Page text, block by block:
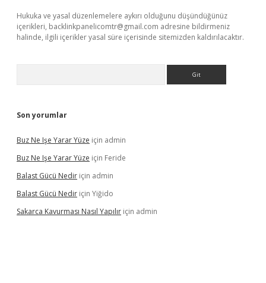
Hukuka ve yasal düzenlemelere aykırı olduğunu düşündüğünüz
içerikleri, backlinkpanelicomtr@gmail.com adresine bildirmeniz
halinde, ilgili içerikler yasal süre içerisinde sitemizden kaldırılacaktır.
Son yorumlar
Buz Ne Işe Yarar Yüze için admin
Buz Ne Işe Yarar Yüze için Feride
Balast Gücü Nedir için admin
Balast Gücü Nedir için Yiğido
Sakarca Kavurması Nasıl Yapılır için admin